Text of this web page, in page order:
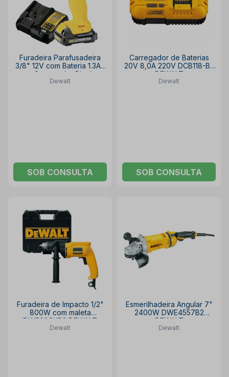
Furadeira Parafusadeira
3/8" 12V com Bateria 1.3Ah
e Carregador Bivolt
DCD700LC1BR DEWALT
Dewalt
SOB CONSULTA
Carregador de Baterias
20V 8,0A 220V DCB118-B2
DEWALT
Dewalt
SOB CONSULTA
Furadeira de Impacto 1/2"
800W com maleta
DW508SKB2 DEWALT
Dewalt
Esmerilhadeira Angular 7"
2400W DWE4557B2
DEWALT
Dewalt